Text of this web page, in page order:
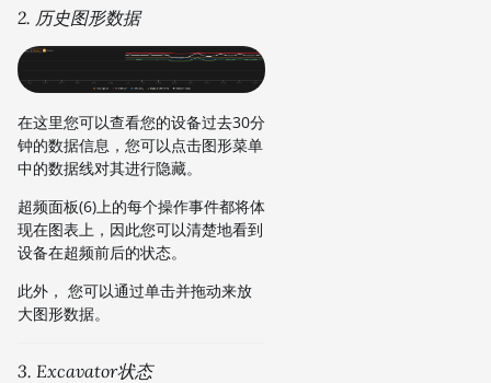
2. 历史图形数据
在这里您可以查看您的设备过去30分
钟的数据信息，您可以点击图形菜单
中的数据线对其进行隐藏。
超频面板(6)上的每个操作事件都将体
现在图表上，因此您可以清楚地看到
设备在超频前后的状态。
此外， 您可以通过单击并拖动来放
大图形数据。
3. Excavator状态